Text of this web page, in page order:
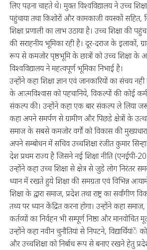
लिए पढ़ना चाहते थे। मुक्त विश्वविद्यालय ने उच्च
पहुंचाया तथा किशोरों और कामकाजी वयस्कों सहित,
शिक्षा प्रणाली का लाभ उठाया है। उच्च शिक्षा की
की सराहनीय भूमिका रही है। दूर-दराज के इलाकों,
रूप से कमजोर पृष्ठभूमि के छात्रों को उच्च शिक्षा के
विश्वविद्यालय ने महत्वपूर्ण भूमिका निभाई है।
उन्होंने कहा शिक्षा ज्ञान एवं जानकारियों का संचय
के आत्मविश्वास को पहचानिये, विकल्पों की कोई
संकल्प की। उन्होंने कहा एक बार संकल्प ले लिया जरूर
कहा अपने समर्पण से ग्रामीण और पिछडे क्षेत्रों के
समाज के सबसे कमजोर वर्गों को विकास की
अपने सम्बोधन में सचिव उच्चशिक्षा रंजीत कुमार
देश प्रथम राज्य है जिसने नई शिक्षा नीति (एनईपी-
उन्होंने कहा उच्च शिक्षा से क्षेत्र से जुडे लोग
ध्यान में रखते हुये शिक्षा की समग्रता एवं विभिन्न
शिक्षा के द्वारा समाज, प्रदेश तथा राष्ट्र का
तथ्य पर ध्यान केंद्रित करना होगा। उन्होंने कहा समाज,
कर्तव्यों का निर्वहन भी सम्पूर्ण निष्ठा और मानवोचित
उन्होंने कहा नवीन चुनौतियां से निपटने, विद्यार्थियांें
और उच्चशिक्षा को निर्बाध रूप से बनाए रखने हेतु